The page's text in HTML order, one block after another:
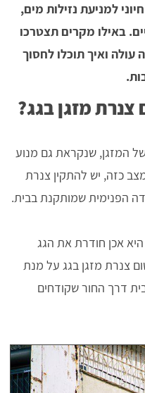
למניעת נזילות מים,
באילו מקרים תצטרכו
ואיך תוכלו לחסוך
מזגן בגג?
המזגן, שנקראת גם מנוע
כזה, יש להתקין צנרת
הפנימית שמותקנת בבית.
אכן חודרת את הגג
צנרת מזגן בגג על מנת
דרך החור שקודחים